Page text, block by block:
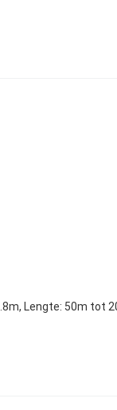
Lengte: 50m tot